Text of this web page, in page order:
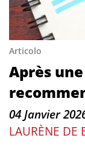
Articolo
Après
04 Janvier
LAURÈNE DE